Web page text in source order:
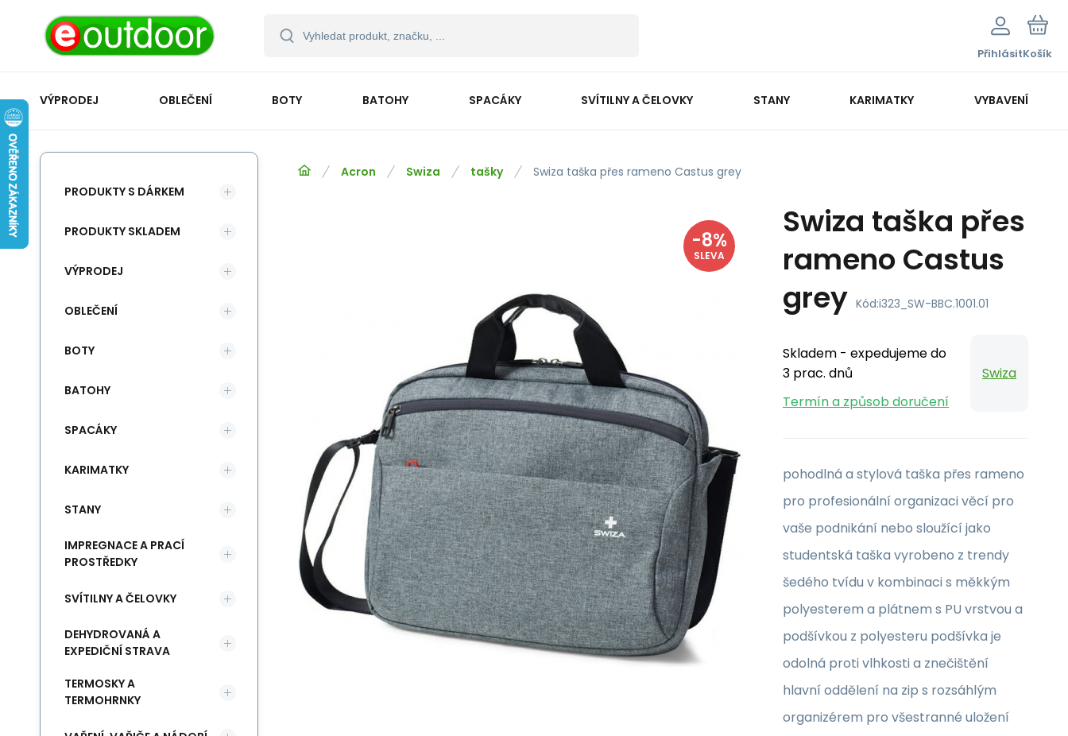
PřihlásitKošík
VÝPRODEJ OBLEČENÍ BOTY BATOHY SPACÁKY SVÍTILNY A ČELOVKY STANY KARIMATKY VYBAVENÍ
Acron Swiza tašky Swiza taška přes rameno Castus grey
-8%
SLEVA
Swiza taška přes
rameno Castus
grey Kód:i323_SW-BBC.1001.01
Skladem - expedujeme do
3 prac. dnů
Termín a způsob doručení
Swiza
pohodlná a stylová taška přes rameno
pro profesionální organizaci věcí pro
vaše podnikání nebo sloužící jako
studentská taška vyrobeno z trendy
šedého tvídu v kombinaci s měkkým
polyesterem a plátnem s PU vrstvou a
podšívkou z polyesteru podšívka je
odolná proti vlhkosti a znečištění
hlavní oddělení na zip s rozsáhlým
organizérem pro všestranné uložení
PRODUKTY S DÁRKEM
PRODUKTY SKLADEM
VÝPRODEJ
OBLEČENÍ
BOTY
BATOHY
SPACÁKY
KARIMATKY
STANY
IMPREGNACE A PRACÍ
PROSTŘEDKY
SVÍTILNY A ČELOVKY
DEHYDROVANÁ A
EXPEDIČNÍ STRAVA
TERMOSKY A
TERMOHRNKY